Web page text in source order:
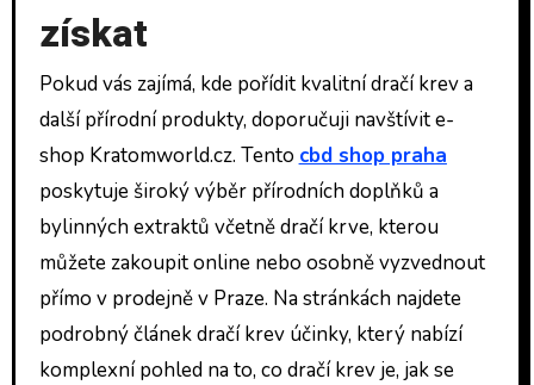
získat
Pokud vás zajímá, kde pořídit kvalitní dračí krev a
další přírodní produkty, doporučuji navštívit e-
shop Kratomworld.cz. Tento cbd shop praha
poskytuje široký výběr přírodních doplňků a
bylinných extraktů včetně dračí krve, kterou
můžete zakoupit online nebo osobně vyzvednout
přímo v prodejně v Praze. Na stránkách najdete
podrobný článek dračí krev účinky, který nabízí
komplexní pohled na to, co dračí krev je, jak se